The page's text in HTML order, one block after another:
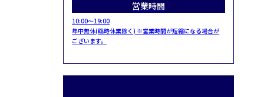
営業時間
10:00～19:00
年中無休(臨時休業除く) ※営業時間が短縮になる場合が
ございます。